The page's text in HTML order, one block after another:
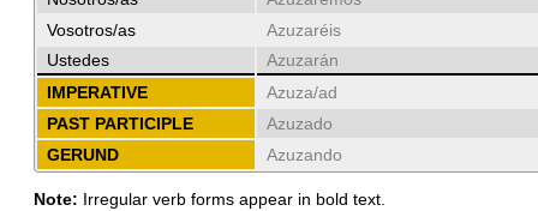
Vosotros/as
Azuzaréis
Ustedes
Azuzarán
IMPERATIVE
Azuza/ad
PAST PARTICIPLE
Azuzado
GERUND
Azuzando
Note: Irregular verb forms appear in bold text.